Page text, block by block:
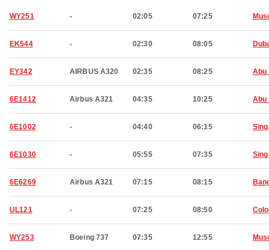
WY251 - 02:05 07:25
EK544 - 02:30 08:05
EY342 AIRBUS A320 02:35 08:25 Abu
6E1412 Airbus A321 04:35 10:25 Abu
6E1002 - 04:40 06:15
6E1030 - 05:55 07:35
6E6269 Airbus A321 07:15 08:15
UL121 - 07:25 08:50
WY253 Boeing 737 07:35 12:55